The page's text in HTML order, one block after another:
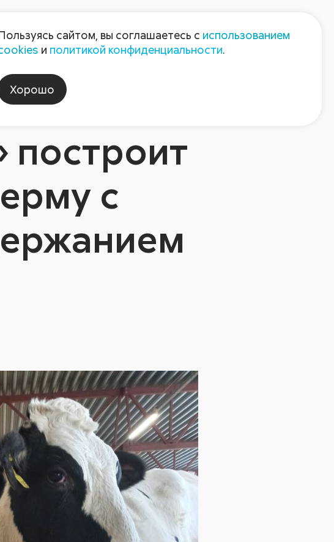
Пресс-центр Контакты
Компания
построит
с
сайтом, вы соглашаетесь с использованием
и политикой конфиденциальности.
Хорошо